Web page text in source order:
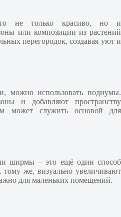
не только красиво, но и
или композиции из растений
перегородок, создавая уют и
можно использовать подиумы.
и добавляют пространству
может служить основой для
ширмы – это ещё один способ
тому же, визуально увеличивают
для маленьких помещений.